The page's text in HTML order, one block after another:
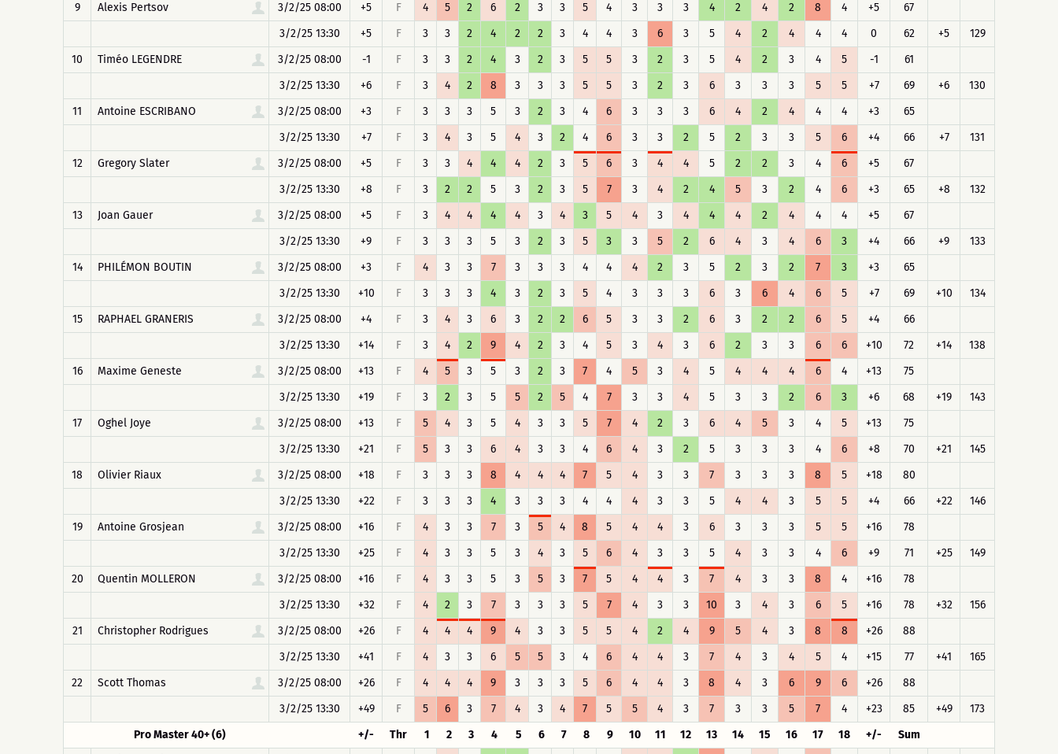
9
Alexis Pertsov 3/2/25 08:00 +5 F 4 5 2 6 2 3 3 5 4 3 3 3 4 2 4 2 8 4 +5
67
3/2/25 13:30
+5 F 3 3 2 4 2 2 3 4 4 3 6 3 5 4 2 4 4 4 0 62 +5
129
10
Timéo LEGENDRE 3/2/25 08:00 -1 F 3 3 2 4 3 2 3 5 5 3 2 3 5 4 2 3 4 5 -1
61
3/2/25 13:30
+6 F 3 4 2 8 3 3 3 5 5 3 2 3 6 3 3 3 5 5 +7 69 +6
130
11
Antoine ESCRIBANO 3/2/25 08:00 +3 F 3 3 3 5 3 2 3 4 6 3 3 3 6 4 2 4 4 4 +3
65
3/2/25 13:30
+7 F 3 4 3 5 4 3 2 4 6 3 3 2 5 2 3 3 5 6 +4 66 +7
131
12
Gregory Slater 3/2/25 08:00 +5 F 3 3 4 4 4 2 3 5 6 3 4 4 5 2 2 3 4 6 +5
67
3/2/25 13:30
+8 F 3 2 2 5 3 2 3 5 7 3 4 2 4 5 3 2 4 6 +3 65 +8
132
13
Joan Gauer 3/2/25 08:00 +5 F 3 4 4 4 4 3 4 3 5 4 3 4 4 4 2 4 4 4 +5
67
3/2/25 13:30
+9 F 3 3 3 5 3 2 3 5 3 3 5 2 6 4 3 4 6 3 +4 66 +9
133
14
PHILÉMON BOUTIN 3/2/25 08:00 +3 F 4 3 3 7 3 3 3 4 4 4 2 3 5 2 3 2 7 3 +3
65
3/2/25 13:30
+10 F 3 3 3 4 3 2 3 5 4 3 3 3 6 3 6 4 6 5 +7 69 +10
134
15
RAPHAEL GRANERIS 3/2/25 08:00 +4 F 3 4 3 6 3 2 2 6 5 3 3 2 6 3 2 2 6 5 +4
66
3/2/25 13:30
+14 F 3 4 2 9 4 2 3 4 5 3 4 3 6 2 3 3 6 6 +10 72 +14
138
16
Maxime Geneste 3/2/25 08:00 +13 F 4 5 3 5 3 2 3 7 4 5 3 4 5 4 4 4 6 4 +13
75
3/2/25 13:30
+19 F 3 2 3 5 5 2 5 4 7 3 3 4 5 3 3 2 6 3 +6 68 +19
143
17
Oghel Joye 3/2/25 08:00 +13 F 5 4 3 5 4 3 3 5 7 4 2 3 6 4 5 3 4 5 +13
75
3/2/25 13:30
+21 F 5 3 3 6 4 3 3 4 6 4 3 2 5 3 3 3 4 6 +8 70 +21
145
18
Olivier Riaux 3/2/25 08:00 +18 F 3 3 3 8 4 4 4 7 5 4 3 3 7 3 3 3 8 5 +18
80
3/2/25 13:30
+22 F 3 3 3 4 3 3 3 4 4 4 3 3 5 4 4 3 5 5 +4 66 +22
146
19
Antoine Grosjean 3/2/25 08:00 +16 F 4 3 3 7 3 5 4 8 5 4 4 3 6 3 3 3 5 5 +16
78
3/2/25 13:30
+25 F 4 3 3 5 3 4 3 5 6 4 3 3 5 4 3 3 4 6 +9 71 +25
149
20
Quentin MOLLERON 3/2/25 08:00 +16 F 4 3 3 5 3 5 3 7 5 4 4 3 7 4 3 3 8 4 +16
78
3/2/25 13:30
+32 F 4 2 3 7 3 3 3 5 7 4 3 3 10 3 4 3 6 5 +16 78 +32
156
21
Christopher Rodrigues 3/2/25 08:00 +26 F 4 4 4 9 4 3 3 5 5 4 2 4 9 5 4 3 8 8 +26
88
3/2/25 13:30
+41 F 4 3 3 6 5 5 3 4 6 4 4 3 7 4 3 4 5 4 +15 77 +41
165
22
Scott Thomas 3/2/25 08:00 +26 F 4 4 4 9 3 3 3 5 6 4 4 3 8 4 3 6 9 6 +26
88
3/2/25 13:30
+49 F 5 6 3 7 4 3 4 7 5 5 4 3 7 3 3 5 7 4 +23 85 +49
173
Pro Master 40+ (6)
+/- Thr 1 2 3 4 5 6 7 8 9 10 11 12 13 14 15 16 17 18 +/-
Sum